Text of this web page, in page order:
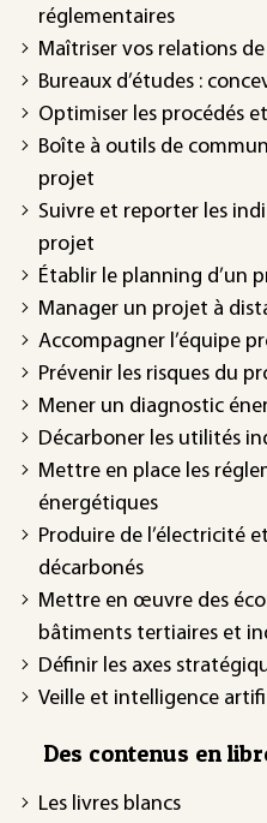
réglementaires
Maîtriser vos relations
Bureaux d’études :
Optimiser les procédés
Boîte à outils de
projet
Suivre et reporter les
projet
Établir le planning d’un
Manager un projet à
Accompagner l’équipe
Prévenir les risques du
Mener un diagnostic
Décarboner les utilités
Mettre en place les
énergétiques
Produire de l’électricité
décarbonés
Mettre en œuvre des
bâtiments tertiaires et
Définir les axes
Veille et intelligence
Des contenus en
Les livres blancs